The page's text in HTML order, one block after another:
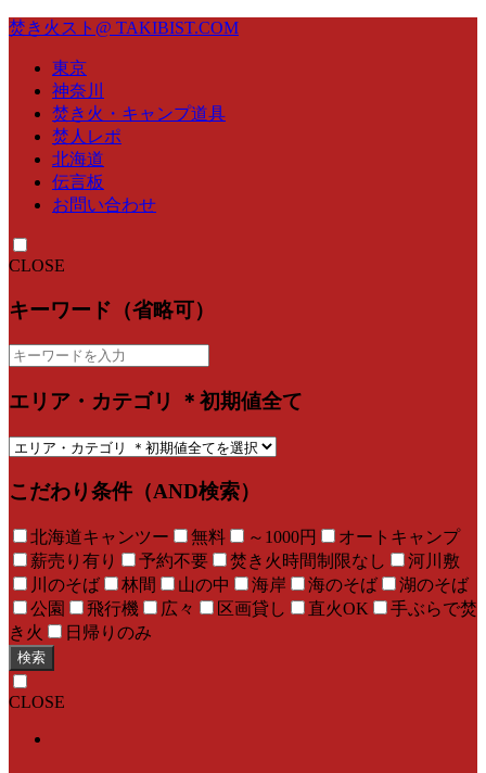
焚き火スト@ TAKIBIST.COM
東京
神奈川
焚き火・キャンプ道具
焚人レポ
北海道
伝言板
お問い合わせ
CLOSE
キーワード（省略可）
エリア・カテゴリ ＊初期値全て
こだわり条件（AND検索）
北海道キャンツー 無料 ～1000円
オートキャンプ
薪売り有り
予約不要 焚き火時間制限なし
河川敷
川のそば
林間 山の中 海岸 海のそば
湖のそば
公園
飛行機 広々 区画貸し 直火OK
手ぶらで焚
き火
日帰りのみ
検索
CLOSE